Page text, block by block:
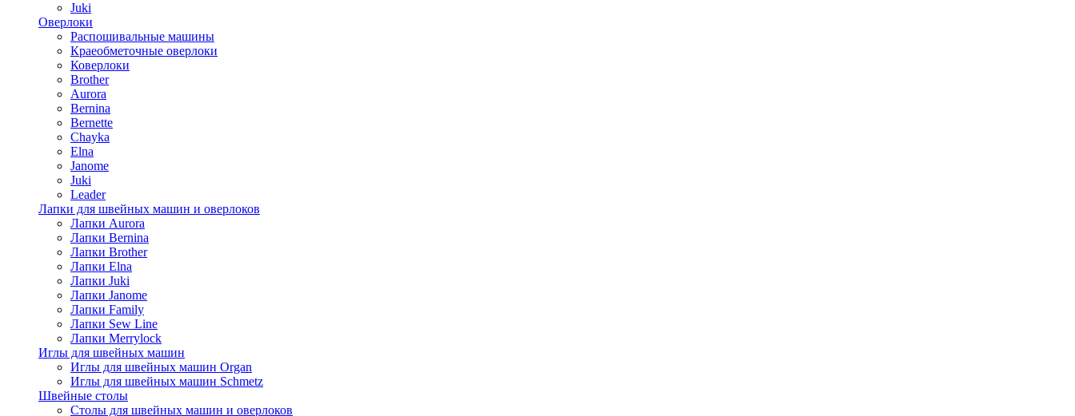
Juki
Оверлоки
Распошивальные машины
Краеобметочные оверлоки
Коверлоки
Brother
Aurora
Bernina
Bernette
Chayka
Elna
Janome
Juki
Leader
Лапки для швейных машин и оверлоков
Лапки Aurora
Лапки Bernina
Лапки Brother
Лапки Elna
Лапки Juki
Лапки Janome
Лапки Family
Лапки Sew Line
Лапки Merrylock
Иглы для швейных машин
Иглы для швейных машин Organ
Иглы для швейных машин Schmetz
Швейные столы
Столы для швейных машин и оверлоков